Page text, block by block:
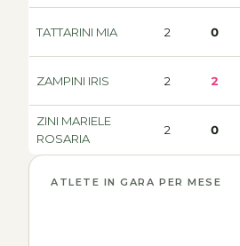
TATTARINI MIA 2 0
ZAMPINI IRIS 2 2
ZINI MARIELE
ROSARIA
2 0
ATLETE IN GARA PER MESE